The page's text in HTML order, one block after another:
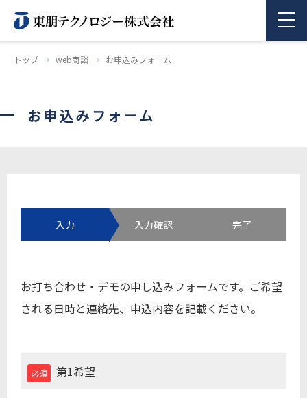
お問い合わせ
トップ web商談 お申込みフォーム
お申込みフォーム
入力 入力確認 完了
お打ち合わせ・デモの申し込みフォームです。ご希望
される⽇時と連絡先、申込内容を記載ください。
必須 第1希望